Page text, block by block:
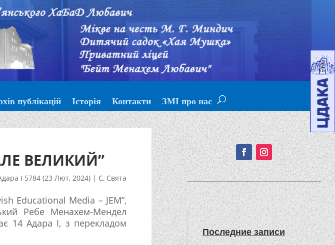
публікацій Історія Контакти ЗМІ про нас
ВЕЛИКИЙ”
I 5784 (23 Лют, 2024)| С, Свята
Educational Media – JEM”,
Ребе Менахем-Мендел
14 Адара I, з перекладом
Подписывайтесь!
Последние записи